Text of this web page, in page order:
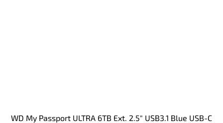
WD My Passport ULTRA 6TB Ext. 2.5" USB3.1 Blue USB-C